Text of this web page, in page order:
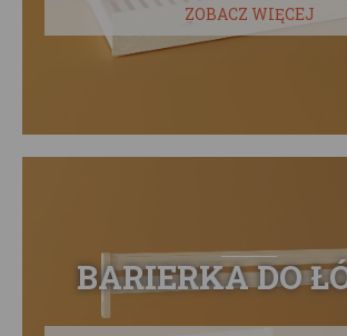
ZOBACZ WIĘCEJ
BARIERKA DO